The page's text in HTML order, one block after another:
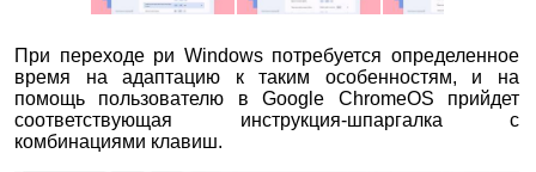
При переходе ри Windows потребуется определенное
время на адаптацию к таким особенностям, и на
помощь пользователю в Google ChromeOS прийдет
соответствующая инструкция-шпаргалка с
комбинациями клавиш.